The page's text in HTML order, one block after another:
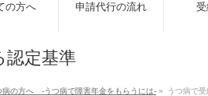
の方へ 申請代行の流れ
認定基準
病の方へ -うつ病で障害年金をもらうには- » うつ病で